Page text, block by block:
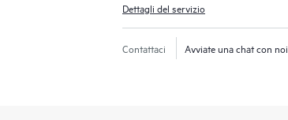
Dettagli del servizio
Contattaci Avviate una chat con noi